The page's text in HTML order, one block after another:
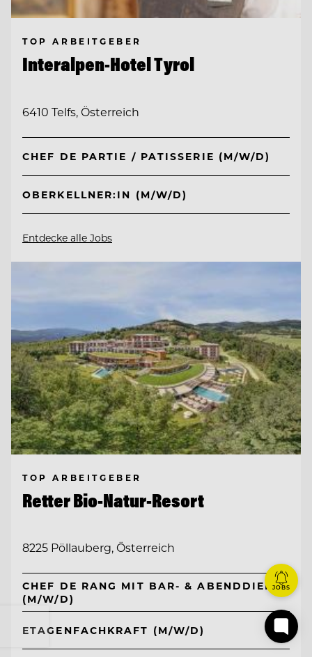
TOP ARBEITGEBER
Interalpen-Hotel Tyrol
6410 Telfs, Österreich
CHEF DE PARTIE / PATISSERIE (M/W/D)
OBERKELLNER:IN (M/W/D)
Entdecke alle Jobs
TOP ARBEITGEBER
Retter Bio-Natur-Resort
8225 Pöllauberg, Österreich
CHEF DE RANG MIT BAR- & ABENDDIENST
(M/W/D)
ETAGENFACHKRAFT (M/W/D)
JOBS